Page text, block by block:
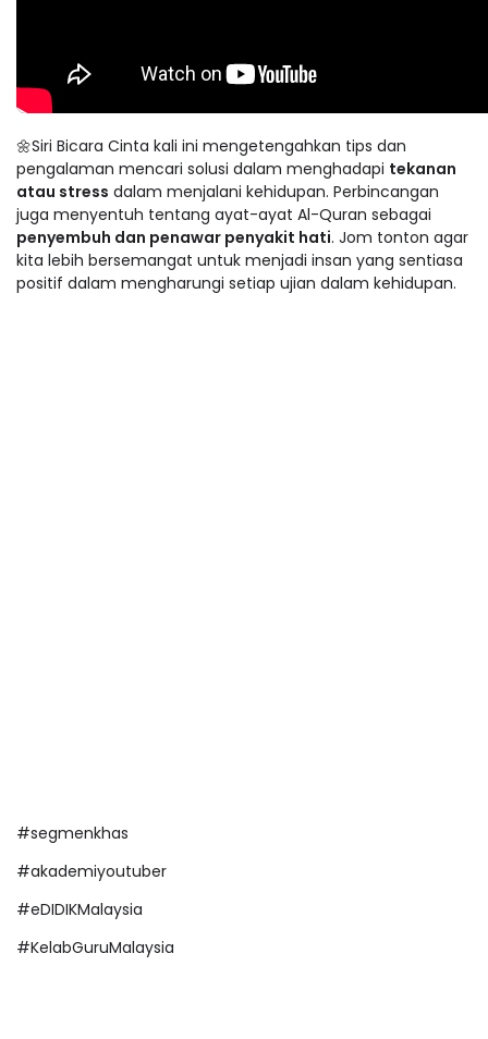
🌼Siri Bicara Cinta kali ini mengetengahkan tips dan
pengalaman mencari solusi dalam menghadapi tekanan
atau stress dalam menjalani kehidupan. Perbincangan
juga menyentuh tentang ayat-ayat Al-Quran sebagai
penyembuh dan penawar penyakit hati. Jom tonton agar
kita lebih bersemangat untuk menjadi insan yang sentiasa
positif dalam mengharungi setiap ujian dalam kehidupan.
#segmenkhas
#akademiyoutuber
#eDIDIKMalaysia
#KelabGuruMalaysia